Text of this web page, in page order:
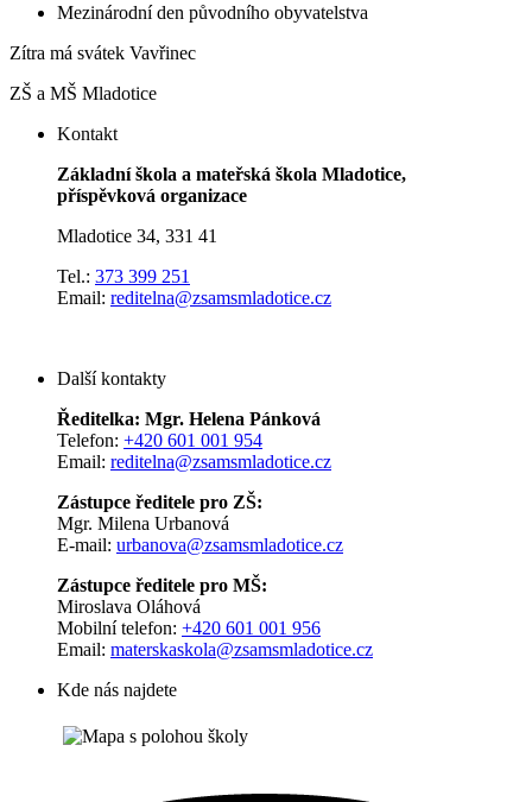
Mezinárodní den původního obyvatelstva
Zítra má svátek Vavřinec
ZŠ a MŠ Mladotice
Kontakt
Základní škola a mateřská škola Mladotice,
příspěvková organizace
Mladotice 34, 331 41
Tel.: 373 399 251
Email: reditelna@zsamsmladotice.cz
Další kontakty
Ředitelka: Mgr. Helena Pánková
Telefon: +420 601 001 954
Email: reditelna@zsamsmladotice.cz
Zástupce ředitele pro ZŠ:
Mgr. Milena Urbanová
E-mail: urbanova@zsamsmladotice.cz
Zástupce ředitele pro MŠ:
Miroslava Oláhová
Mobilní telefon: +420 601 001 956
Email: materskaskola@zsamsmladotice.cz
Kde nás najdete